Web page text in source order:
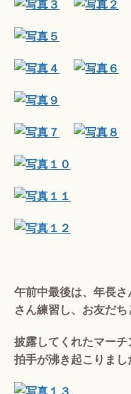
午前中最後は、年長
さん練習し、お友だ
披露してくれたマー
拍手が沸き起こりまし